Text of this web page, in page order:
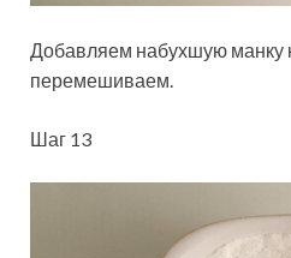
Добавляем набухшую манку
перемешиваем.
Шаг 13